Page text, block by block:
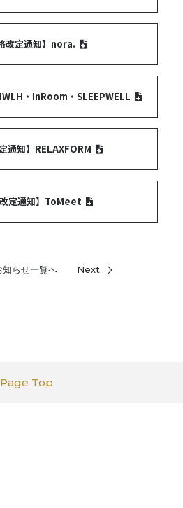
改定通知】nora.
・InRoom・SLEEPWELL
通知】RELAXFORM
改定通知】ToMeet
知らせ一覧へ Next
Page Top